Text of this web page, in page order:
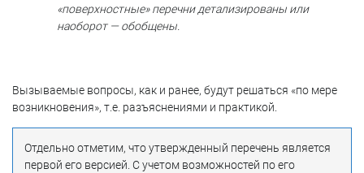
«поверхностные» перечни детализированы или
наоборот — обобщены.
Вызываемые вопросы, как и ранее, будут решаться «по мере
возникновения», т.е. разъяснениями и практикой.
Отдельно отметим, что утвержденный перечень является
первой его версией. С учетом возможностей по его